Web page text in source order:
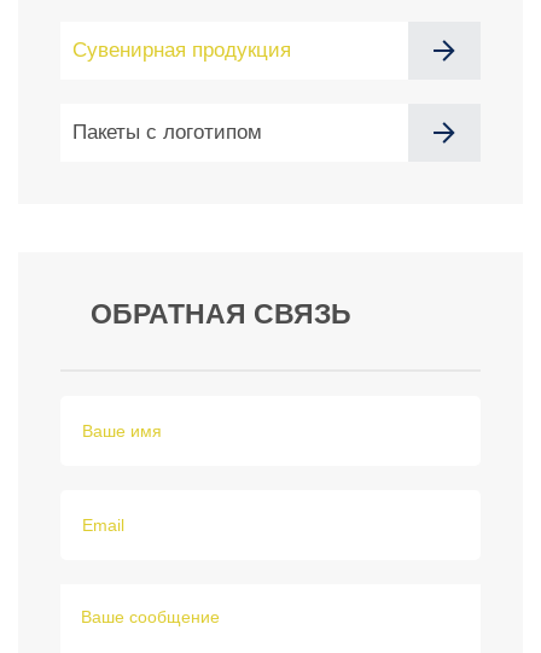
Сувенирная продукция
Пакеты с логотипом
ОБРАТНАЯ СВЯЗЬ